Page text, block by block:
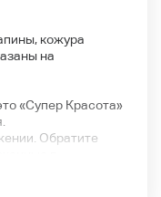
кожура
на
«Супер Красота»
Обратите